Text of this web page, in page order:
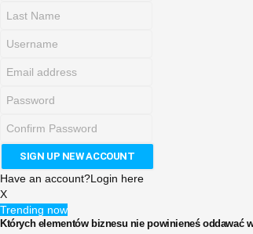
Have an account?Login here
X
Trending now
Których elementów biznesu nie powinieneś oddawać